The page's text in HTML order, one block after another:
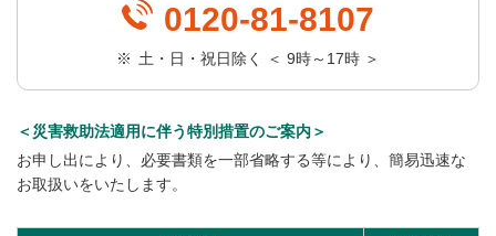
0120-81-8107
※ 土・日・祝日除く ＜ 9時～17時 ＞
＜災害救助法適用に伴う特別措置のご案内＞
お申し出により、必要書類を一部省略する等により、簡易迅速な
お取扱いをいたします。